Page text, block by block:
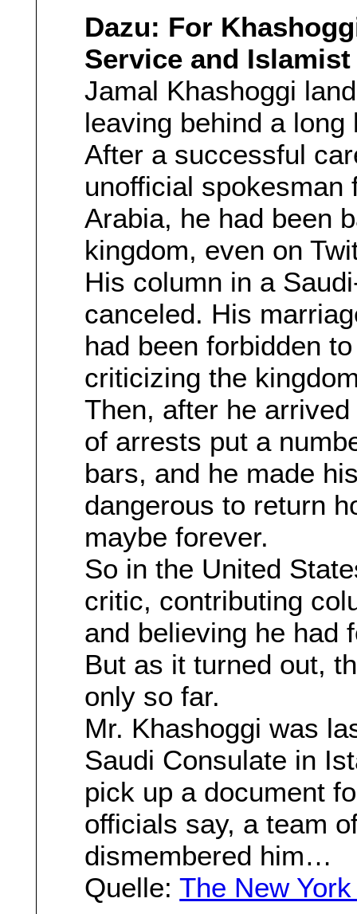
Dazu: For
Service and
Jamal Khashoggi
leaving behind a
After a successful
unofficial
Arabia, he had been
kingdom, even on
His column in a
canceled. His
had been forbidden
criticizing the
Then, after he
of arrests put a
bars, and he made
dangerous to return
maybe forever.
So in the United
critic, contributing
and believing he had
But as it turned out,
only so far.
Mr. Khashoggi was
Saudi Consulate in
pick up a document
officials say, a team
dismembered him…
Quelle:The New